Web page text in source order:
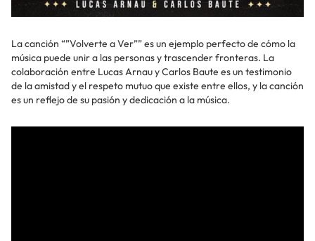
La canción “”Volverte a Ver”” es un ejemplo perfecto de cómo la
música puede unir a las personas y trascender fronteras. La
colaboración entre Lucas Arnau y Carlos Baute es un testimonio
de la amistad y el respeto mutuo que existe entre ellos, y la canción
es un reflejo de su pasión y dedicación a la música.